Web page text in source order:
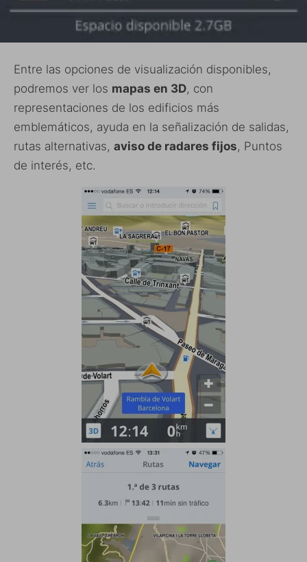
Entre las opciones de visualización disponibles,
podremos ver los mapas en 3D, con
representaciones de los edificios más
emblemáticos, ayuda en la señalización de salidas,
rutas alternativas, aviso de radares fijos, Puntos
de interés, etc.